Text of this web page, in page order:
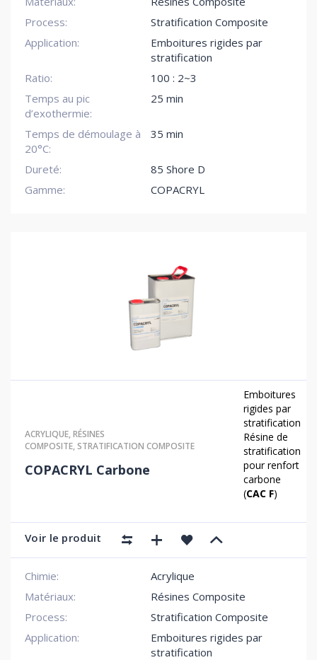
Process:
Stratification Composite
Application:
Emboitures rigides par
stratification
Ratio:
100 : 2~3
Temps au pic
d’exothermie:
25 min
Temps de démoulage à
20°C:
35 min
Dureté:
85 Shore D
Gamme:
COPACRYL
ACRYLIQUE,RÉSINES
COMPOSITE,STRATIFICATION COMPOSITE
COPACRYL Carbone
Emboitures
rigides par
stratification
Résine de
stratification
pour renfort
carbone
(CAC F)
Voir le produit
Chimie:
Acrylique
Matériaux:
Résines Composite
Process:
Stratification Composite
Application:
Emboitures rigides par
stratification